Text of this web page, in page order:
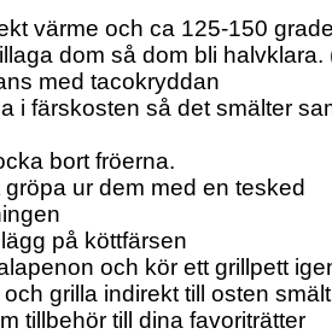
värme och ca 125-150
dom så dom bli
med tacokryddan
i färskosten så det smälter
bort fröerna.
ur dem med en tesked
på köttfärsen
och kör ett grillpett
grilla indirekt till osten
tillbehör till dina favoriträtter